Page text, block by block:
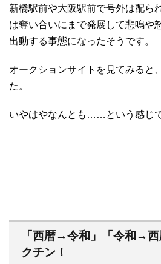
新橋駅前や大阪駅前で号外は配ら
は奪い合いにまで発展して悲鳴や
出動する事態になったそうです。
オークションサイトを見てみると
た。
いやはやなんとも……という感じで
「西暦→令和」「令和→西
クチン！